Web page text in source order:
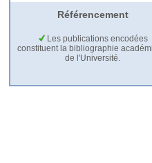
Référencement
Les publications encodées
constituent la bibliographie
de l'Université.